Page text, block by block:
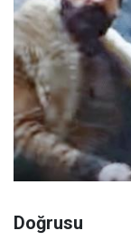
Doğrusu